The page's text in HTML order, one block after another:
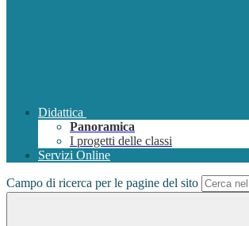
Didattica
Panoramica
I progetti delle classi
Servizi Online
Campo di ricerca per le pagine del sito